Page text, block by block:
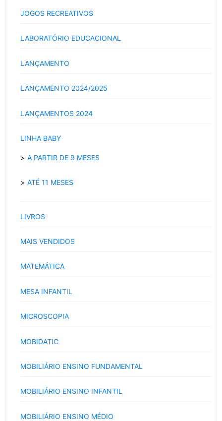
JOGOS RECREATIVOS
LABORATÓRIO EDUCACIONAL
LANÇAMENTO
LANÇAMENTO 2024/2025
LANÇAMENTOS 2024
LINHA BABY
A PARTIR DE 9 MESES
ATÉ 11 MESES
LIVROS
MAIS VENDIDOS
MATEMÁTICA
MESA INFANTIL
MICROSCOPIA
MOBIDATIC
MOBILIÁRIO ENSINO FUNDAMENTAL
MOBILIÁRIO ENSINO INFANTIL
MOBILIÁRIO ENSINO MÉDIO